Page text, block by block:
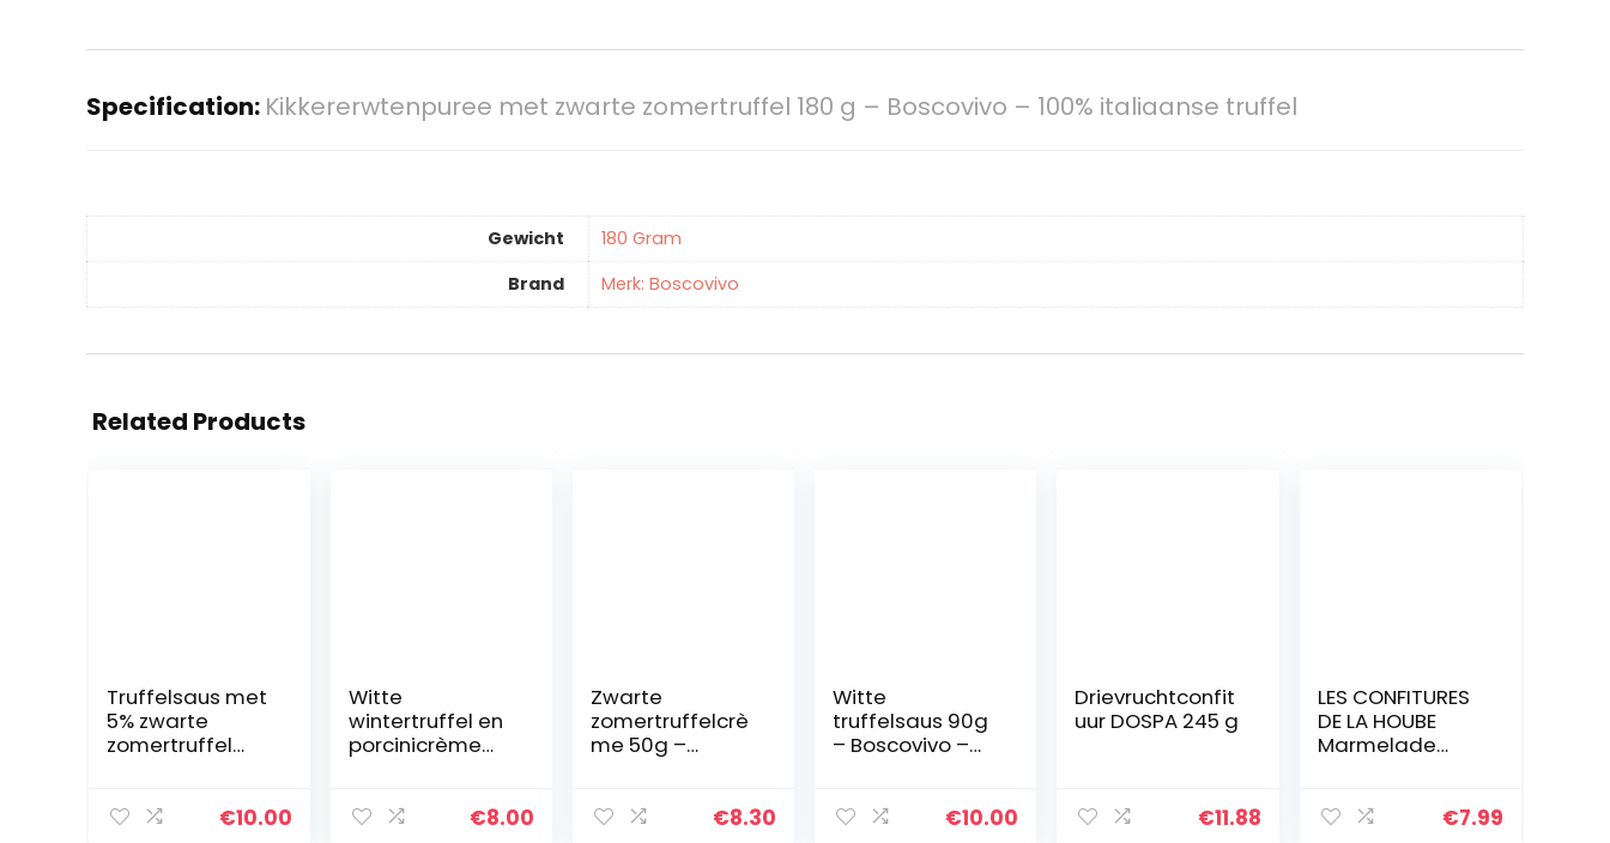
Specification: Kikkererwtenpuree met zwarte zomertruffel 180 g – Boscovivo – 100% italiaanse truffel
Gewicht
‎180 Gram
Brand
Merk: Boscovivo
Related Products
Truffelsaus met
5% zwarte
zomertruffel
italiaanse
€10.00
Witte
wintertruffel en
porcinicrème
italiaanse
€8.00
Zwarte
zomertruffelcrè
me 50g –
truffel
€8.30
Witte
truffelsaus 90g
– Boscovivo –
Italiaans eten
€10.00
Drievruchtconfit
uur DOSPA 245 g
€11.88
LES CONFITURES
DE LA HOUBE
Marmelade
Montmorency
€7.99